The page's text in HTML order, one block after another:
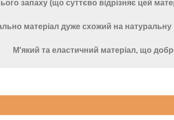
запаху (що суттєво відрізняє цей
матеріал дуже схожий на натуральну
М'який та еластичний матеріал, що